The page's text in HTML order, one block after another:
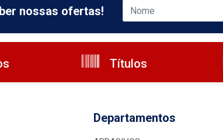
nossas ofertas!
Títulos
Departamentos